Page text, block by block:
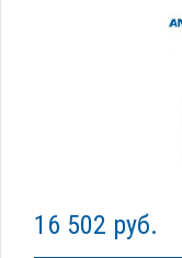
16 502 руб.